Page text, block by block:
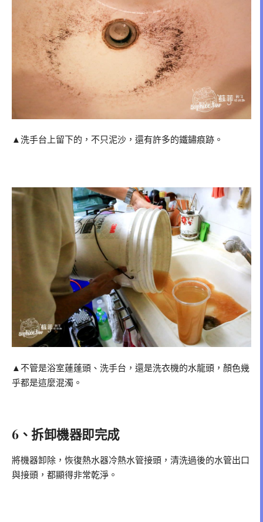
▲洗手台上留下的，不只泥沙，還有許多的鐵鏽痕跡。
▲不管是浴室蓮蓬頭、洗手台，還是洗衣機的水龍頭，顏色幾
乎都是這麼混濁。
6、拆卸機器即完成
將機器卸除，恢復熱水器冷熱水管接頭，清洗過後的水管出口
與接頭，都顯得非常乾淨。